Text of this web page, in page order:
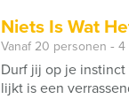
Niets Is Wat
Vanaf 20 personen ‐
Durf jij op je
lijkt is een